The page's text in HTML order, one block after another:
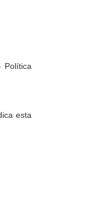
Política
esta